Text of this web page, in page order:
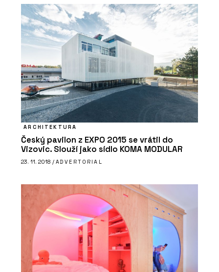
ARCHITEKTURA
Český pavilon z EXPO 2015 se vrátil do
Vizovic. Slouží jako sídlo KOMA MODULAR
23. 11. 2018 / ADVERTORIAL